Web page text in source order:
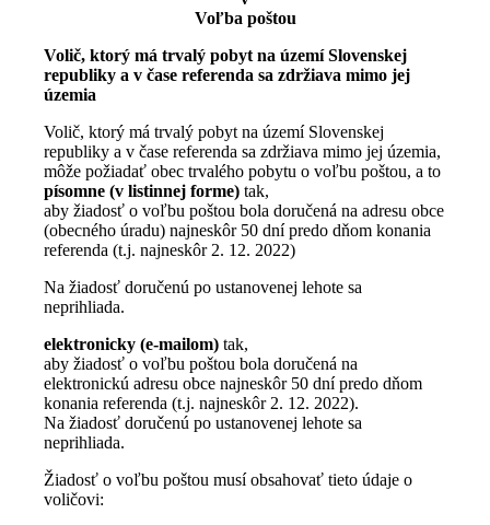
Voľba poštou
Volič, ktorý má trvalý pobyt na území Slovenskej
republiky a v čase referenda sa zdržiava mimo jej
územia
Volič, ktorý má trvalý pobyt na území Slovenskej
republiky a v čase referenda sa zdržiava mimo jej územia,
môže požiadať obec trvalého pobytu o voľbu poštou, a to
písomne (v listinnej forme) tak,
aby žiadosť o voľbu poštou bola doručená na adresu obce
(obecného úradu) najneskôr 50 dní predo dňom konania
referenda (t.j. najneskôr 2. 12. 2022)
Na žiadosť doručenú po ustanovenej lehote sa
neprihliada.
elektronicky (e-mailom) tak,
aby žiadosť o voľbu poštou bola doručená na
elektronickú adresu obce najneskôr 50 dní predo dňom
konania referenda (t.j. najneskôr 2. 12. 2022).
Na žiadosť doručenú po ustanovenej lehote sa
neprihliada.
Žiadosť o voľbu poštou musí obsahovať tieto údaje o
voličovi: